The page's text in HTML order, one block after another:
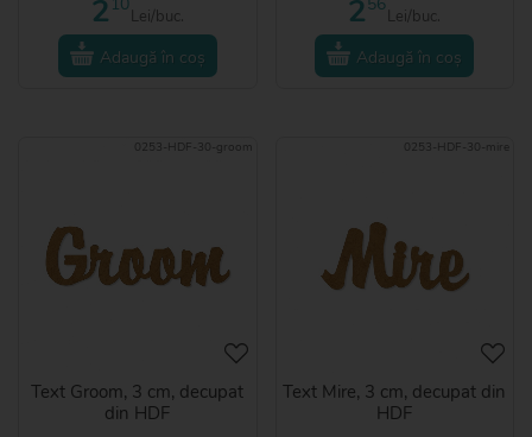
2 Lei/buc.
Adaugă în coș
2 Lei/buc.
Adaugă în coș
0253-HDF-30-groom
Text Groom, 3 cm, decupat
din HDF
0253-HDF-30-mire
Text Mire, 3 cm, decupat din
HDF